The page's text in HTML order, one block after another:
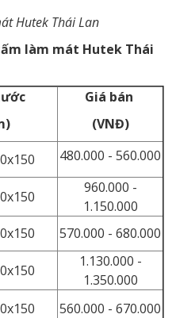
Hutek Thái Lan
làm mát Hutek Thái
Giá bán
(VNĐ)
480.000 - 560.000
960.000 -
1.150.000
570.000 - 680.000
1.130.000 -
1.350.000
560.000 - 670.000